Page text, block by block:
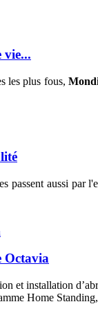
vie...
les plus fous,
passent aussi
Octavia
et installation
Home